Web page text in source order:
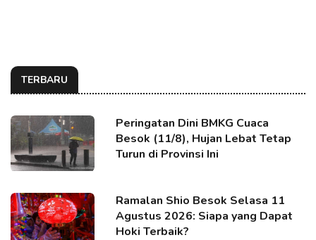
TERBARU
Peringatan Dini BMKG Cuaca
Besok (11/8), Hujan Lebat Tetap
Turun di Provinsi Ini
Ramalan Shio Besok Selasa 11
Agustus 2026: Siapa yang Dapat
Hoki Terbaik?